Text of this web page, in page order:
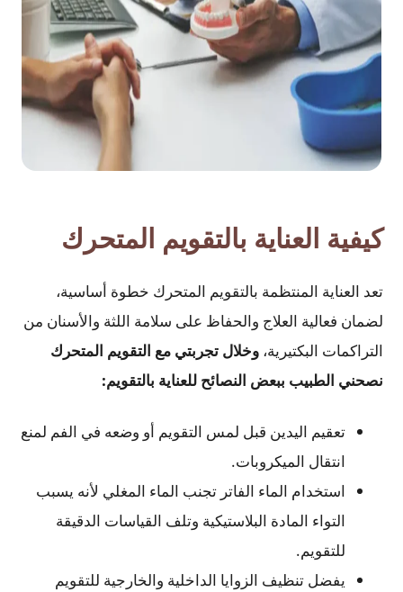
كيفية العناية بالتقويم المتحرك
تعد العناية المنتظمة بالتقويم المتحرك خطوة أساسية،
لضمان فعالية العلاج والحفاظ على سلامة اللثة والأسنان من
التراكمات البكتيرية،وخلال تجربتي مع التقويم المتحرك
نصحني الطبيب ببعض النصائح للعناية بالتقويم:
تعقيم اليدين قبل لمس التقويم أو وضعه في الفم لمنع
انتقال الميكروبات.
استخدام الماء الفاتر تجنب الماء المغلي لأنه يسبب
التواء المادة البلاستيكية وتلف القياسات الدقيقة
للتقويم.
يفضل تنظيف الزوايا الداخلية والخارجية للتقويم